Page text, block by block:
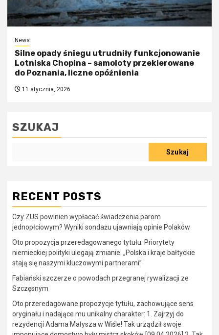
News
Silne opady śniegu utrudniły funkcjonowanie
Lotniska Chopina – samoloty przekierowane
do Poznania, liczne opóźnienia
11 stycznia, 2026
SZUKAJ
Szukaj
RECENT POSTS
Czy ZUS powinien wypłacać świadczenia parom
jednopłciowym? Wyniki sondażu ujawniają opinie Polaków
Oto propozycja przeredagowanego tytułu: Priorytety
niemieckiej polityki ulegają zmianie. „Polska i kraje bałtyckie
stają się naszymi kluczowymi partnerami”
Fabiański szczerze o powodach przegranej rywalizacji ze
Szczęsnym
Oto przeredagowane propozycje tytułu, zachowujące sens
oryginału i nadające mu unikalny charakter: 1. Zajrzyj do
rezydencji Adama Małysza w Wiśle! Tak urządził swoje